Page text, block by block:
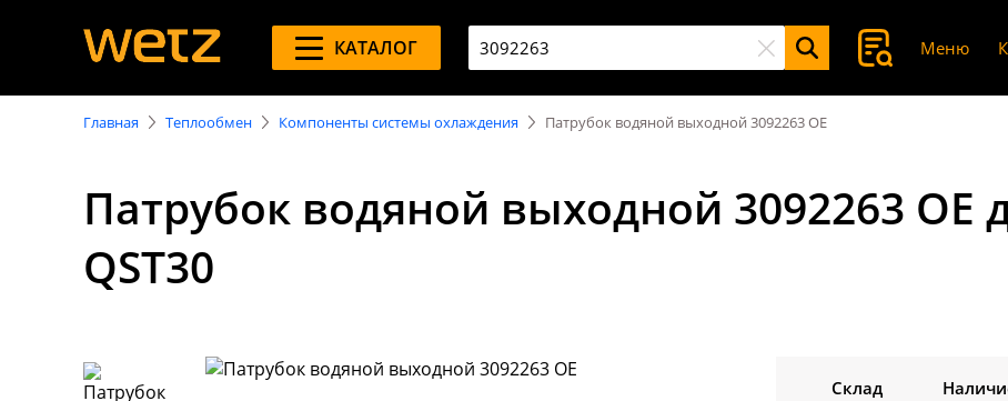
КАТАЛОГ Меню
Главная Теплообмен Компоненты системы охлаждения Патрубок водяной выходной 3092263 OE
Патрубок водяной выходной 3092263 OE
QST30
Склад